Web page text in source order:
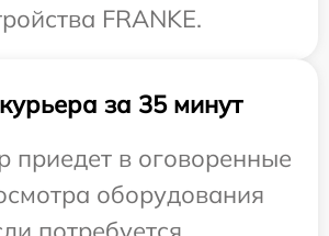
FRANKE.
за 35 минут
приедет в оговоренные
оборудования